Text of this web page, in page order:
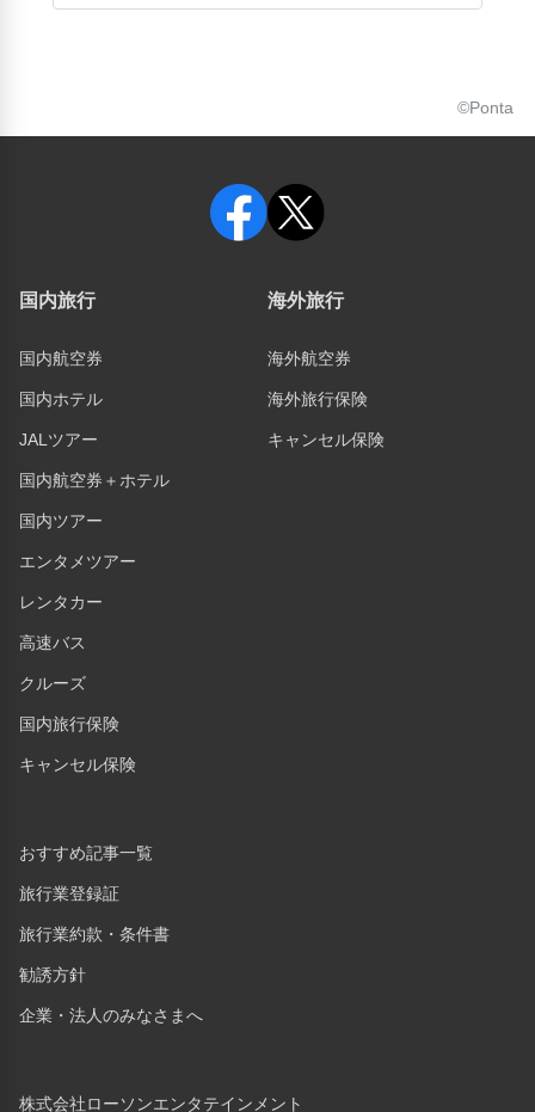
©Ponta
国内旅行
国内航空券
国内ホテル
JALツアー
国内航空券＋ホテル
国内ツアー
エンタメツアー
レンタカー
高速バス
クルーズ
国内旅行保険
キャンセル保険
海外旅行
海外航空券
海外旅行保険
キャンセル保険
おすすめ記事一覧
旅行業登録証
旅行業約款・条件書
勧誘方針
企業・法人のみなさまへ
株式会社ローソンエンタテインメント